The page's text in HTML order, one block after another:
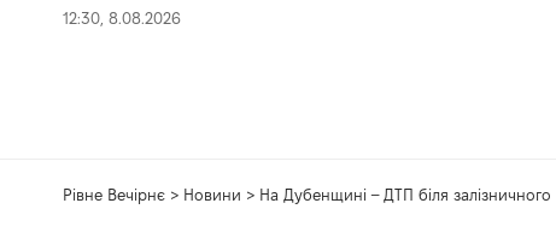
12:30, 8.08.2026
Рівне Вечірнє > Новини > На Дубенщині – ДТП біля залізничного